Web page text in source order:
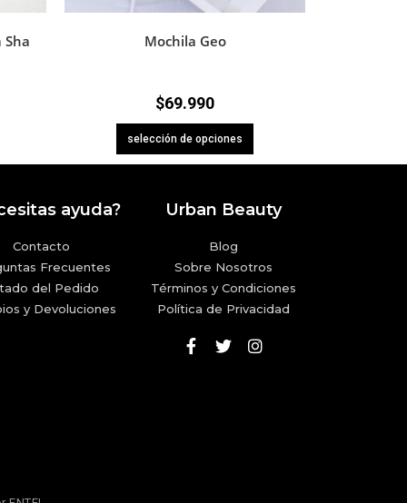
Sha Mochila Geo
$69.990
selección de opciones
ayuda?
Contacto
Frecuentes
del Pedido
y Devoluciones
Urban Beauty
Blog
Sobre Nosotros
Términos y Condiciones
Política de Privacidad